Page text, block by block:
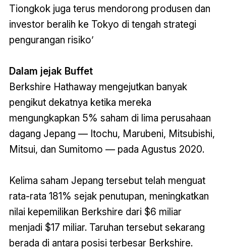
Tiongkok juga terus mendorong produsen dan
investor beralih ke Tokyo di tengah strategi
pengurangan risiko’
Dalam jejak Buffet
Berkshire Hathaway mengejutkan banyak
pengikut dekatnya ketika mereka
mengungkapkan 5% saham di lima perusahaan
dagang Jepang — Itochu, Marubeni, Mitsubishi,
Mitsui, dan Sumitomo — pada Agustus 2020.
Kelima saham Jepang tersebut telah menguat
rata-rata 181% sejak penutupan, meningkatkan
nilai kepemilikan Berkshire dari $6 miliar
menjadi $17 miliar. Taruhan tersebut sekarang
berada di antara posisi terbesar Berkshire.